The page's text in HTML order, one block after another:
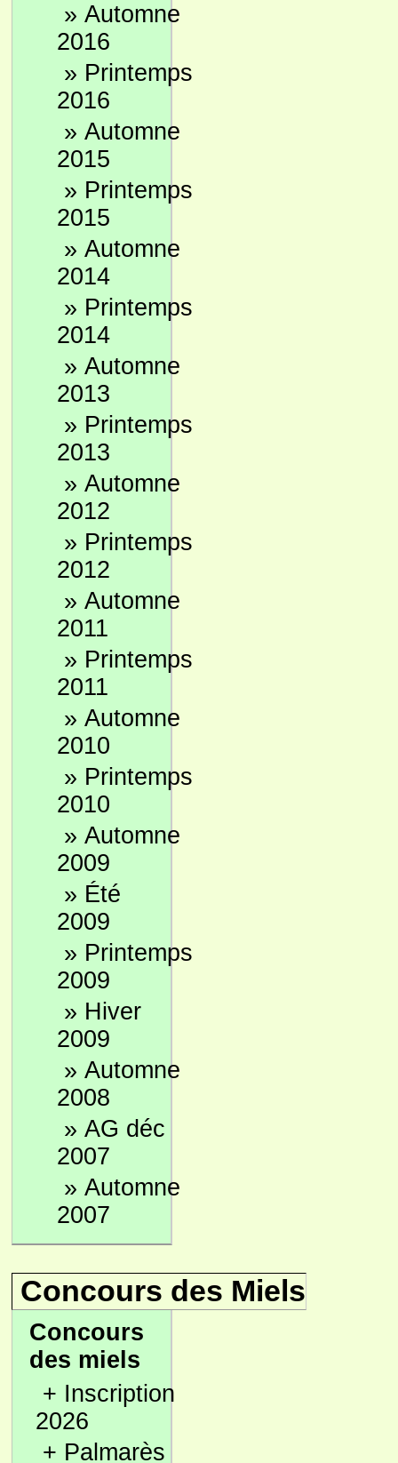
» Automne
2016
» Printemps
2016
» Automne
2015
» Printemps
2015
» Automne
2014
» Printemps
2014
» Automne
2013
» Printemps
2013
» Automne
2012
» Printemps
2012
» Automne
2011
» Printemps
2011
» Automne
2010
» Printemps
2010
» Automne
2009
» Été
2009
» Printemps
2009
» Hiver
2009
» Automne
2008
» AG déc
2007
» Automne
2007
Concours des Miels
Concours
des miels
+ Inscription
2026
+ Palmarès